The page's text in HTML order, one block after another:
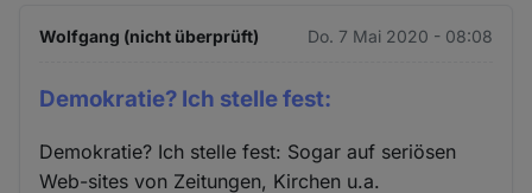
Wolfgang (nicht überprüft) Do. 7 Mai 2020 - 08:08
Demokratie? Ich stelle fest:
Demokratie? Ich stelle fest: Sogar auf seriösen
Web-sites von Zeitungen, Kirchen u.a.